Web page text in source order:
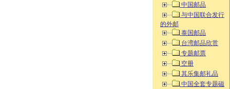
中国邮品
与中国联合发行
的外邮
泰国邮品
台湾邮品欣赏
专题邮票
空册
其乐集邮礼品
中国全套专题磁